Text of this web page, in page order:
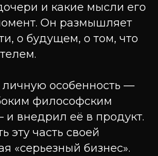
и какие мысли его
Он размышляет
о будущем, о том, что
особенность —
философским
внедрил её в продукт.
эту часть своей
«серьезный бизнес».